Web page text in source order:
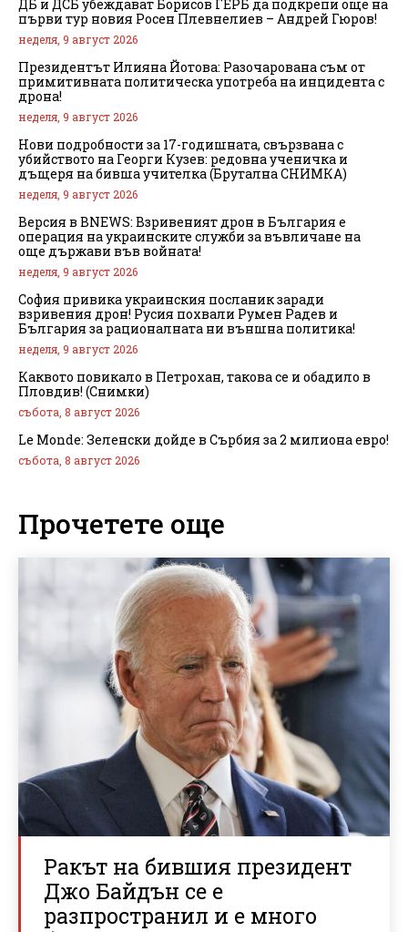
ДБ и ДСБ убеждават Борисов ГЕРБ да подкрепи още на
първи тур новия Росен Плевнелиев – Андрей Гюров!
неделя, 9 август 2026
Президентът Илияна Йотова: Разочарована съм от
примитивната политическа употреба на инцидента с
дрона!
неделя, 9 август 2026
Нови подробности за 17-годишната, свързвана с
убийството на Георги Кузев: редовна ученичка и
дъщеря на бивша учителка (Брутална СНИМКА)
неделя, 9 август 2026
Версия в BNEWS: Взривеният дрон в България е
операция на украинските служби за въвличане на
още държави във войната!
неделя, 9 август 2026
София привика украинския посланик заради
взривения дрон! Русия похвали Румен Радев и
България за рационалната ни външна политика!
неделя, 9 август 2026
Каквото повикало в Петрохан, такова се и обадило в
Пловдив! (Снимки)
събота, 8 август 2026
Le Monde: Зеленски дойде в Сърбия за 2 милиона евро!
събота, 8 август 2026
Прочетете още
Ракът на бившия президент
Джо Байдън се е
разпространил и е много